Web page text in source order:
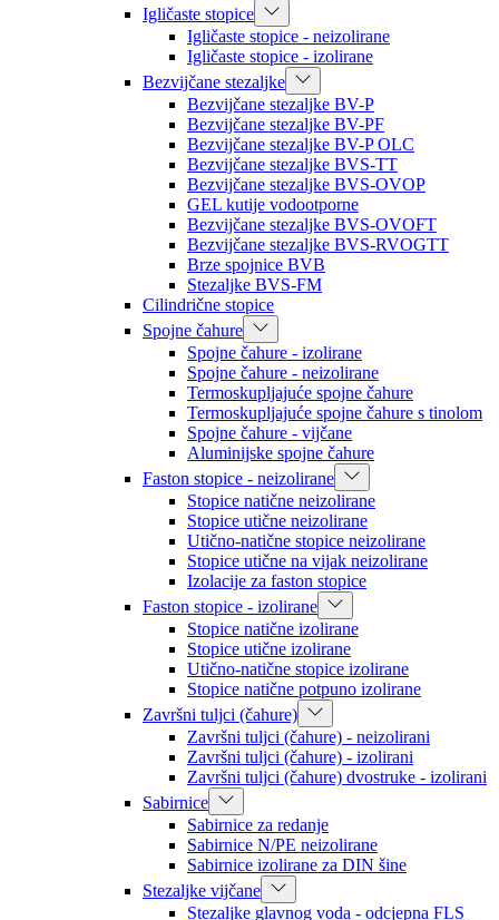
Igličaste stopice
Igličaste stopice - neizolirane
Igličaste stopice - izolirane
Bezvijčane stezaljke
Bezvijčane stezaljke BV-P
Bezvijčane stezaljke BV-PF
Bezvijčane stezaljke BV-P OLC
Bezvijčane stezaljke BVS-TT
Bezvijčane stezaljke BVS-OVOP
GEL kutije vodootporne
Bezvijčane stezaljke BVS-OVOFT
Bezvijčane stezaljke BVS-RVOGTT
Brze spojnice BVB
Stezaljke BVS-FM
Cilindrične stopice
Spojne čahure
Spojne čahure - izolirane
Spojne čahure - neizolirane
Termoskupljajuće spojne čahure
Termoskupljajuće spojne čahure s tinolom
Spojne čahure - vijčane
Aluminijske spojne čahure
Faston stopice - neizolirane
Stopice natične neizolirane
Stopice utične neizolirane
Utično-natične stopice neizolirane
Stopice utične na vijak neizolirane
Izolacije za faston stopice
Faston stopice - izolirane
Stopice natične izolirane
Stopice utične izolirane
Utično-natične stopice izolirane
Stopice natične potpuno izolirane
Završni tuljci (čahure)
Završni tuljci (čahure) - neizolirani
Završni tuljci (čahure) - izolirani
Završni tuljci (čahure) dvostruke - izolirani
Sabirnice
Sabirnice za redanje
Sabirnice N/PE neizolirane
Sabirnice izolirane za DIN šine
Stezaljke vijčane
Stezaljke glavnog voda - odcjepna FLS